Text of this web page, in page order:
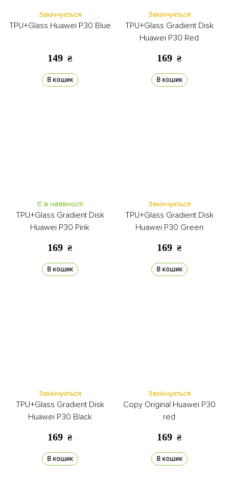
Закінчується
TPU+Glass Huawei P30 Blue
149 ₴
В кошик
Закінчується
TPU+Glass Gradient Disk
Huawei P30 Red
169 ₴
В кошик
Є в наявності
TPU+Glass Gradient Disk
Huawei P30 Pink
169 ₴
В кошик
Закінчується
TPU+Glass Gradient Disk
Huawei P30 Green
169 ₴
В кошик
Закінчується
TPU+Glass Gradient Disk
Huawei P30 Black
169 ₴
В кошик
Закінчується
Copy Original Huawei P30
red
169 ₴
В кошик